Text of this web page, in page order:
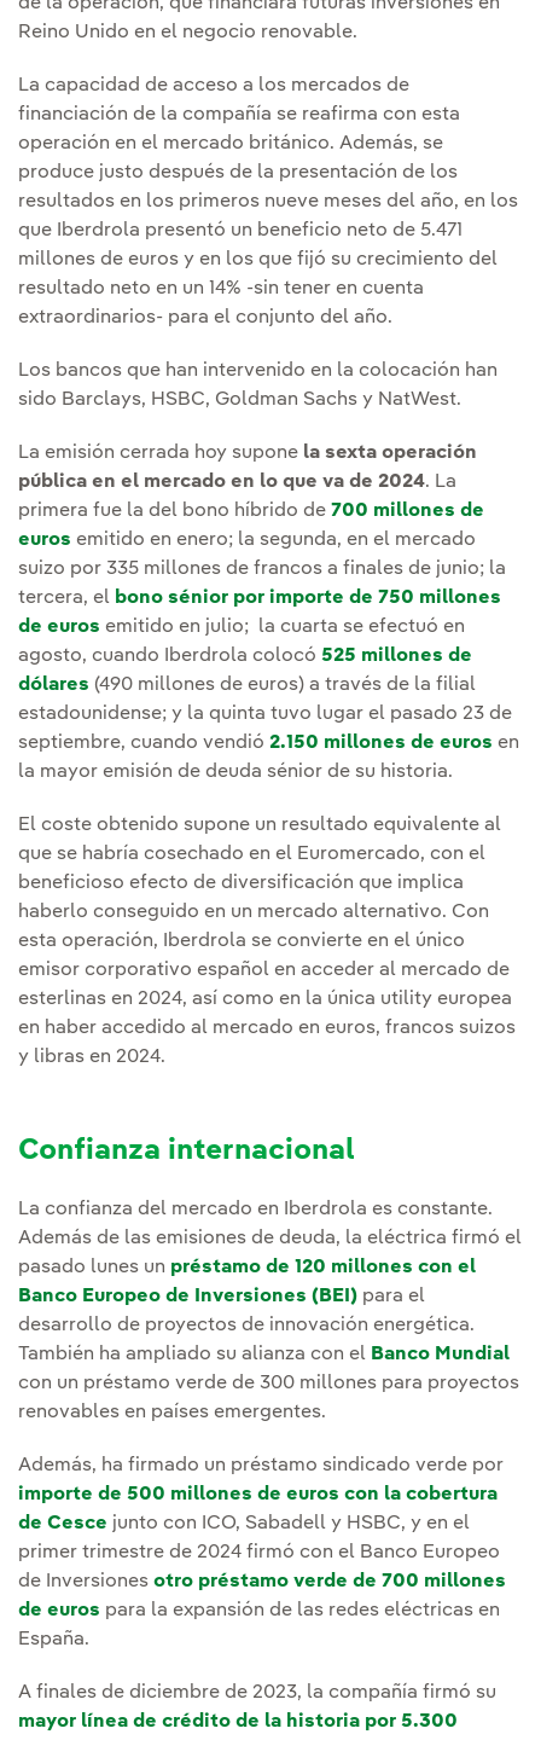
Reino Unido en el negocio renovable.
La capacidad de acceso a los mercados de
financiación de la compañía se reafirma con esta
operación en el mercado británico. Además, se
produce justo después de la presentación de los
resultados en los primeros nueve meses del año, en los
que Iberdrola presentó un beneficio neto de 5.471
millones de euros y en los que fijó su crecimiento del
resultado neto en un 14% -sin tener en cuenta
extraordinarios- para el conjunto del año.
Los bancos que han intervenido en la colocación han
sido Barclays, HSBC, Goldman Sachs y NatWest.
La emisión cerrada hoy supone la sexta operación
pública en el mercado en lo que va de 2024. La
primera fue la del bono híbrido de 700 millones de
euros emitido en enero; la segunda, en el mercado
suizo por 335 millones de francos a finales de junio; la
tercera, el bono sénior por importe de 750 millones
de euros emitido en julio; la cuarta se efectuó en
agosto, cuando Iberdrola colocó 525 millones de
dólares (490 millones de euros) a través de la filial
estadounidense; y la quinta tuvo lugar el pasado 23 de
septiembre, cuando vendió 2.150 millones de euros en
la mayor emisión de deuda sénior de su historia.
El coste obtenido supone un resultado equivalente al
que se habría cosechado en el Euromercado, con el
beneficioso efecto de diversificación que implica
haberlo conseguido en un mercado alternativo. Con
esta operación, Iberdrola se convierte en el único
emisor corporativo español en acceder al mercado de
esterlinas en 2024, así como en la única utility europea
en haber accedido al mercado en euros, francos suizos
y libras en 2024.
Confianza internacional
La confianza del mercado en Iberdrola es constante.
Además de las emisiones de deuda, la eléctrica firmó el
pasado lunes un préstamo de 120 millones con el
Banco Europeo de Inversiones (BEI) para el
desarrollo de proyectos de innovación energética.
También ha ampliado su alianza con el Banco Mundial
con un préstamo verde de 300 millones para proyectos
renovables en países emergentes.
Además, ha firmado un préstamo sindicado verde por
importe de 500 millones de euros con la cobertura
de Cesce junto con ICO, Sabadell y HSBC, y en el
primer trimestre de 2024 firmó con el Banco Europeo
de Inversiones otro préstamo verde de 700 millones
de euros para la expansión de las redes eléctricas en
España.
A finales de diciembre de 2023, la compañía firmó su
mayor línea de crédito de la historia por 5.300